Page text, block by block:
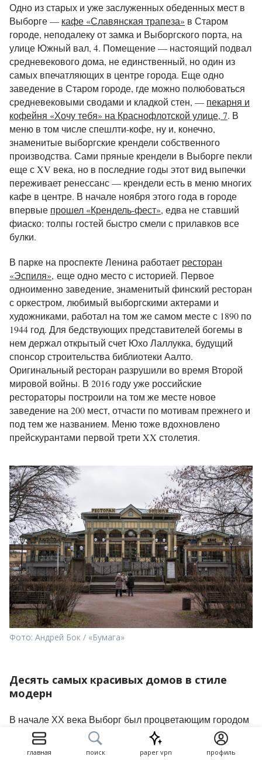
Одно из старых и уже заслуженных обеденных мест в
Выборге — кафе «Славянская трапеза» в Старом
городе, неподалеку от замка и Выборгского порта, на
улице Южный вал, 4. Помещение — настоящий подвал
средневекового дома, не единственный, но один из
самых впечатляющих в центре города. Еще одно
заведение в Старом городе, где можно полюбоваться
средневековыми сводами и кладкой стен, — пекарня и
кофейня «Хочу тебя» на Краснофлотской улице, 7. В
меню в том числе спешлти-кофе, ну и, конечно,
знаменитые выборгские крендели собственного
производства. Сами пряные крендели в Выборге пекли
еще с XV века, но в последние годы этот вид выпечки
переживает ренессанс — крендели есть в меню многих
кафе в центре. В начале ноября этого года в городе
впервые прошел «Крендель-фест», едва не ставший
фиаско: толпы гостей быстро смели с прилавков все
булки.
В парке на проспекте Ленина работает ресторан
«Эспиля», еще одно место с историей. Первое
одноименно заведение, знаменитый финский ресторан
с оркестром, любимый выборгскими актерами и
художниками, работал на том же самом месте с 1890 по
1944 год. Для бедствующих представителей богемы в
нем держал открытый счет Юхо Лаллукка, будущий
спонсор строительства библиотеки Аалто.
Оригинальный ресторан разрушили во время Второй
мировой войны. В 2016 году уже российские
рестораторы построили на том же месте новое
заведение на 200 мест, отчасти по мотивам прежнего и
под тем же названием. Меню тоже вдохновлено
прейскурантами первой трети XX столетия.
Фото: Андрей Бок / «Бумага»
Десять самых красивых домов в стиле
модерн
В начале ХХ века Выборг был процветающим городом
с мощной промышленностью — прежде всего
пищевой, лесной и судостроительной. Состоятельные
главная поиск paper vpn профиль